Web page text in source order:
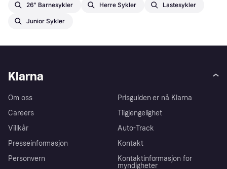
26" Barnesykler Herre Sykler Lastesykler
Junior Sykler
Klarna
Om oss
Careers
Villkår
Presseinformasjon
Personvern
Prisguiden er nå Klarna
Tilgjengelighet
Auto-Track
Kontakt
Kontaktinformasjon for
myndigheter